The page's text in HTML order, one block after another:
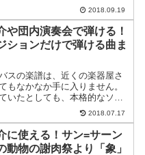
2018.09.19
や団内演奏会で弾ける！
ションだけで弾ける曲ま
スの楽譜は、近くの楽器屋さ
もなかなか手に入りません。
いたとしても、本格的なソロ
初心者のかたはなかなか手を
い曲だったりします。今日は、
でもチャレンジできそうな４
します。
2018.07.17
に使える！サン=サーン
動物の謝肉祭より「象」